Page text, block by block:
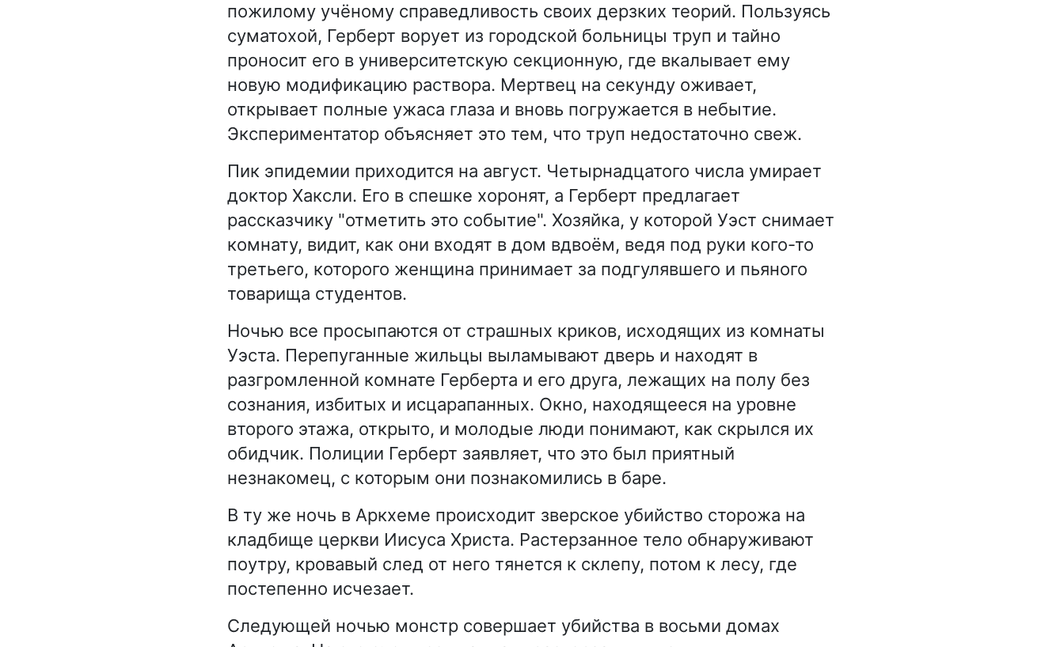
пожилому учёному справедливость своих дерзких теорий. Пользуясь
суматохой, Герберт ворует из городской больницы труп и тайно
проносит его в университетскую секционную, где вкалывает ему
новую модификацию раствора. Мертвец на секунду оживает,
открывает полные ужаса глаза и вновь погружается в небытие.
Экспериментатор объясняет это тем, что труп недостаточно свеж.
Пик эпидемии приходится на август. Четырнадцатого числа умирает
доктор Хаксли. Его в спешке хоронят, а Герберт предлагает
рассказчику "отметить это событие". Хозяйка, у которой Уэст снимает
комнату, видит, как они входят в дом вдвоём, ведя под руки кого-то
третьего, которого женщина принимает за подгулявшего и пьяного
товарища студентов.
Ночью все просыпаются от страшных криков, исходящих из комнаты
Уэста. Перепуганные жильцы выламывают дверь и находят в
разгромленной комнате Герберта и его друга, лежащих на полу без
сознания, избитых и исцарапанных. Окно, находящееся на уровне
второго этажа, открыто, и молодые люди понимают, как скрылся их
обидчик. Полиции Герберт заявляет, что это был приятный
незнакомец, с которым они познакомились в баре.
В ту же ночь в Аркхеме происходит зверское убийство сторожа на
кладбище церкви Иисуса Христа. Растерзанное тело обнаруживают
поутру, кровавый след от него тянется к склепу, потом к лесу, где
постепенно исчезает.
Следующей ночью монстр совершает убийства в восьми домах